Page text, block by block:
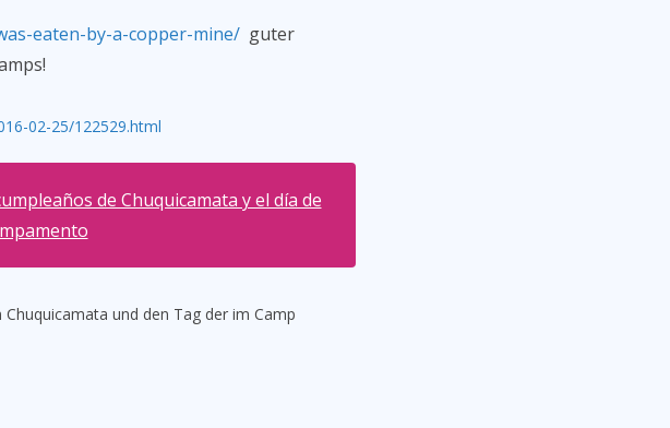
eaten-by-a-copper-mine/ guter
02-25/122529.html
de Chuquicamata y el día de
und den Tag der im Camp